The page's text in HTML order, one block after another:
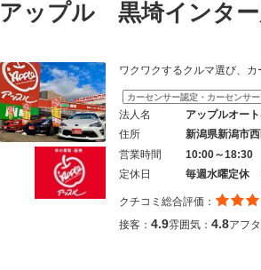
アップル 黒埼インター
ワクワクするクルマ選び、
カーセンサー認定・カーセンサ
法人名
アップルオー
住所
新潟県新潟市
営業時間
10:00～18:30
定休日
毎週水曜定休
クチコミ総合評価：
接客： 4.9雰囲気： 4.8アフタ